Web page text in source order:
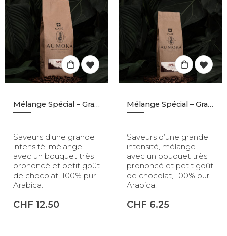
Mélange Spécial – Grains – 500gr
Saveurs d’une grande
intensité, mélange
avec un bouquet très
prononcé et petit goût
de chocolat, 100% pur
Arabica.
CHF 12.50
Mélange Spécial – Grains – 250gr
Saveurs d’une grande
intensité, mélange
avec un bouquet très
prononcé et petit goût
de chocolat, 100% pur
Arabica.
CHF 6.25